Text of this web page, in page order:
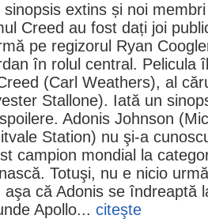
sinopsis extins și noi
Creed au fost dați joi
pe regizorul Ryan
în rolul central. Pelicula
(Carl Weathers), al
Stallone). Iată un
Adonis Johnson
Station) nu şi-a
campion mondial la
Totuşi, nu e nicio
că Adonis se îndreaptă
Apollo... citeşte